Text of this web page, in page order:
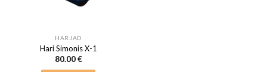
HARJAD
Hari Simonis X-1
80.00€